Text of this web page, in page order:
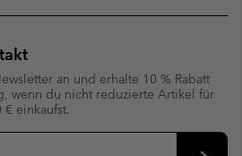
an und erhalte 10 % Rabatt
wenn du nicht reduzierte Artikel für
€ einkaufst.